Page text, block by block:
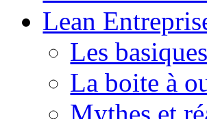
Lean
Les
La boite à
Mythes et